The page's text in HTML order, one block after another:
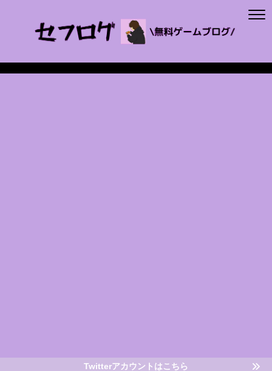
Twitterアカウントはこちら